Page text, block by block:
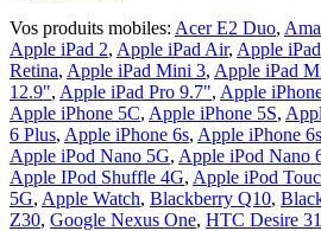
Vos produits mobiles: Acer E2 Duo,
Apple iPad 2, Apple iPad Air, Apple
Retina, Apple iPad Mini 3, Apple iPad
12.9", Apple iPad Pro 9.7", Apple
Apple iPhone 5C, Apple iPhone 5S,
6 Plus, Apple iPhone 6s, Apple iPhone
Apple iPod Nano 5G, Apple iPod Nano
Apple IPod Shuffle 4G, Apple iPod
5G, Apple Watch, Blackberry Q10,
Z30, Google Nexus One, HTC Desire